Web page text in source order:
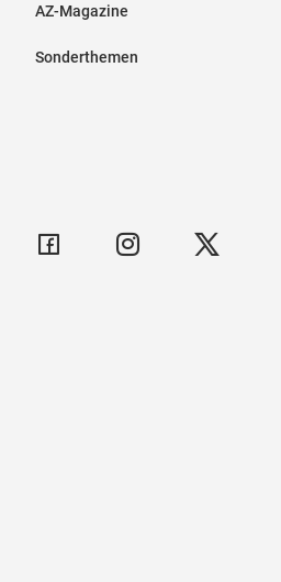
AZ-Magazine
Sonderthemen